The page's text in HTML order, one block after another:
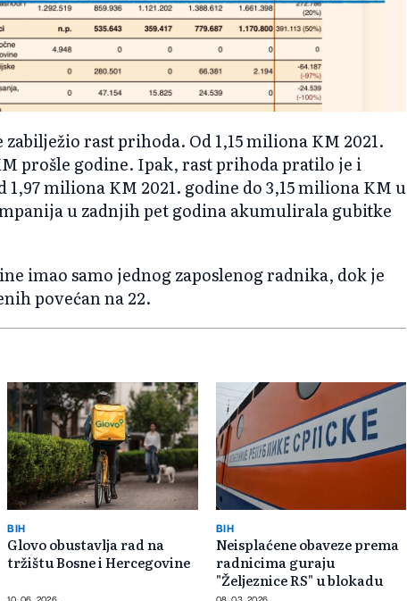
rast prihoda. Od 1,15 miliona KM 2021.
prošle godine. Ipak, rast prihoda pratilo je i
miliona KM 2021. godine do 3,15 miliona KM u
u zadnjih pet godina akumulirala gubitke
imao samo jednog zaposlenog radnika, dok je
povećan na 22.
BIH
Glovo obustavlja rad na
tržištu Bosne i Hercegovine
BIH
Neisplaćene obaveze prema
radnicima guraju
"Željeznice RS" u blokadu